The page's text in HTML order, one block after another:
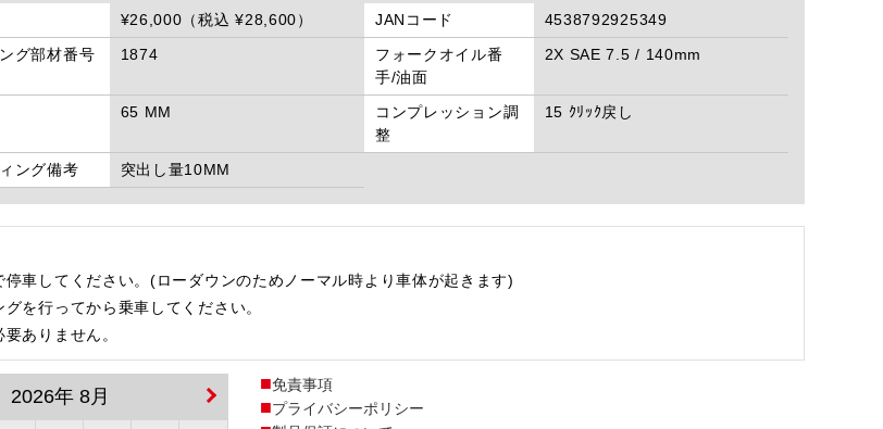
¥26,000（税込 ¥28,600） JANコード
4538792925349
グ部材番号 1874
フォークオイル番
手/油面
2X SAE 7.5 / 140mm
65 MM
コンプレッション調
整
15 ｸﾘｯｸ戻し
ング備考 突出し量10MM
車してください。(ローダウンのためノーマル時より車体が起きます)
を行ってから乗車してください。
ありません。
2026年 8月
免責事項
プライバシーポリシー